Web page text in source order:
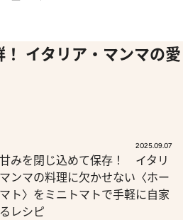
イタリア・マンマの愛
2025.09.07
みを閉じ込めて保存！ イタリ
ンマの料理に欠かせない〈ホー
ト〉をミニトマトで手軽に自家
レシピ